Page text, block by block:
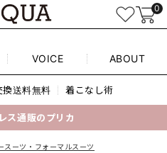
0
VOICE ABOUT
換送料無料 着こなし術
ス通販のプリカ
スーツ・フォーマルスーツ